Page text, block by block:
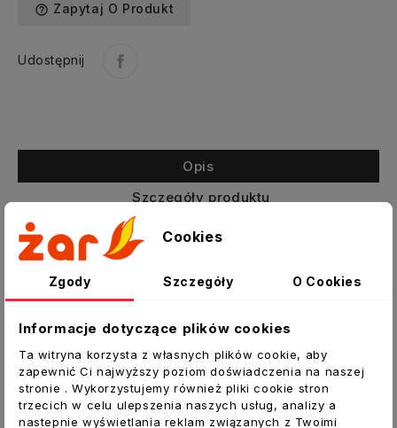
help_outline Zapytaj O Produkt
Udostępnij
Opis
Szczegóły produktu
Załączniki
BSK-250-45
Kolano segmentowe krótkie bez
uszczelki
Wentylacyjne kolano segmentowe
używane do przewodów gładkich i kanałów
SPIRAL. Składa się z 4 segmentów.
Cookies
Zgody Szczegóły O Cookies
Informacje dotyczące plików cookies
Ta witryna korzysta z własnych plików cookie, aby
zapewnić Ci najwyższy poziom doświadczenia na naszej
stronie . Wykorzystujemy również pliki cookie stron
trzecich w celu ulepszenia naszych usług, analizy a
nastepnie wyświetlania reklam związanych z Twoimi